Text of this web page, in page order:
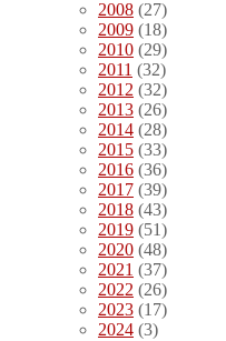
2008 (27)
2009 (18)
2010 (29)
2011 (32)
2012 (32)
2013 (26)
2014 (28)
2015 (33)
2016 (36)
2017 (39)
2018 (43)
2019 (51)
2020 (48)
2021 (37)
2022 (26)
2023 (17)
2024 (3)